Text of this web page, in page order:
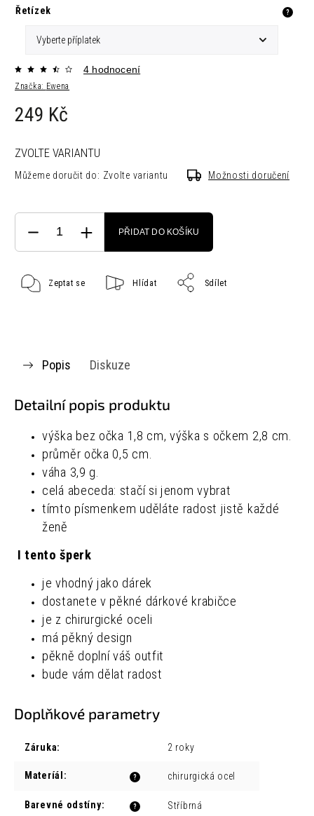
Řetízek ?
Značka: Ewena
4 hodnocení
249 Kč
ZVOLTE VARIANTU
Můžeme doručit do: Zvolte variantu Možnosti doručení
PŘIDAT DO KOŠÍKU
Zeptat se Hlídat Sdílet
Popis Diskuze
Detailní popis produktu
výška bez očka 1,8 cm, výška s očkem 2,8 cm.
průměr očka 0,5 cm.
váha 3,9 g.
celá abeceda: stačí si jenom vybrat
tímto písmenkem uděláte radost jistě každé
ženě
I tento šperk
je vhodný jako dárek
dostanete v pěkné dárkové krabičce
je z chirurgické oceli
má pěkný design
pěkně doplní váš outfit
bude vám dělat radost
Doplňkové parametry
Záruka: 2 roky
?
Materíál : chirurgická ocel
?
Barevné odstíny: Stříbrná